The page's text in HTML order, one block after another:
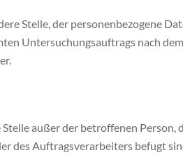
Stelle, der personenbezogene
Untersuchungsauftrags nach
außer der betroffenen
Auftragsverarbeiters befugt